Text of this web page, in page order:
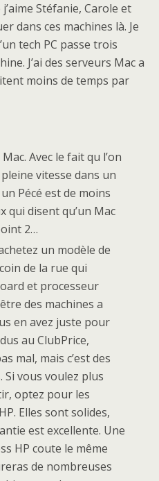
Stéfanie, Carole et
dans ces machines là. Je
tech PC passe trois
J’ai des serveurs Mac a
moins de temps par
Avec le fait qu l’on
vitesse dans un
Pécé est de moins
qui disent qu’un Mac
2…
un modèle de
de la rue qui
et processeur
des machines a
en avez juste pour
au ClubPrice,
mal, mais c’est des
Si vous voulez plus
optez pour les
Elles sont solides,
est excellente. Une
HP coute le même
de nombreuses